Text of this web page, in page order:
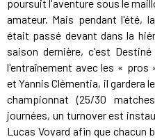
poursuit l'aventure sous le
amateur. Mais pendant l'été,
était passé devant dans la
saison dernière, c'est
l'entraînement avec les « pros
et Yannis Clémentia, il gardera
championnat (25/30
journées, un turnover est
Lucas Vovard afin que